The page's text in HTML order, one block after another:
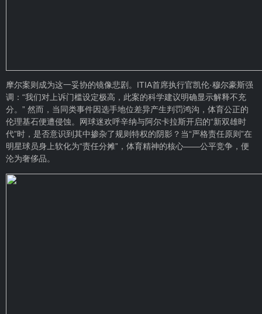
摩尔案则成为这一妥协的镜像悲剧。ITIA首席执行官凯伦·穆尔豪斯强
调：“我们对上诉门槛设定极高，此案的科学建议明确显示解释不充
分。” 然而，当同类事件因选手地位差异产生判罚鸿沟，体育公正的
伦理基石便遭侵蚀。网球迷欢呼辛纳与阿尔卡拉斯开启的“新双雄时
代”时，是否意识到其中掺杂了规则特权的阴影？当“严格责任原则”在
明星球员身上软化为“责任分摊”，体育精神的核心——公平竞争，便
沦为奢侈品。